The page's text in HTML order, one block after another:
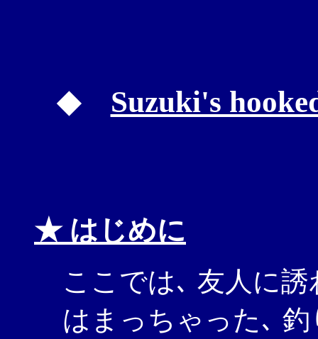
◆ Suzuki's
★ はじめに
ここでは､ 友人に
はまっちゃった､